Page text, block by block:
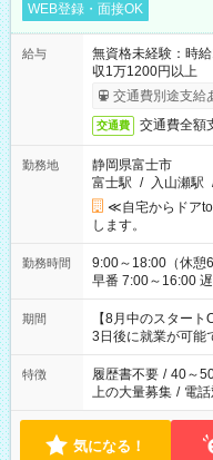
WEB登録・面接OK
給与
無資格未経験：時
収1万1200円以上
交通費別途支給
交通費 交通費全額
勤務地
静岡県富士市
富士駅 / 入山瀬駅
≪自宅からドア
します。
勤務時間
9:00～18:00（休憩60分） ■ご希望があれば下記
早番 7:00～16:00 遅
と休みを合わせた
「できれば残業は
ね。 ※Wワーク希望の方へ 今ご覧のお仕事で希望する勤務時間
と、もう1つのお仕
合は応募できませ
期間
【8月中のスター
3日後に就業が可能
特徴 履歴書不要 / 40～
上の大量募集 / 電
気になる！